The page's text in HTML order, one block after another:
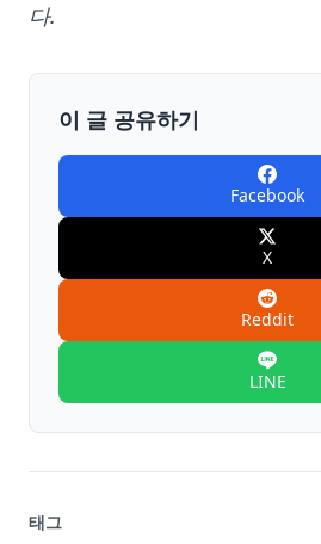
다.
이 글 공유하기
Facebook
X
Reddit
LINE
태그